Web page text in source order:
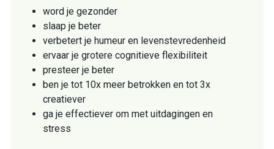
word je gezonder
slaap je beter
verbetert je humeur en levenstevredenheid
ervaar je grotere cognitieve flexibiliteit
presteer je beter
ben je tot 10x meer betrokken en tot 3x
creatiever
ga je effectiever om met uitdagingen en
stress